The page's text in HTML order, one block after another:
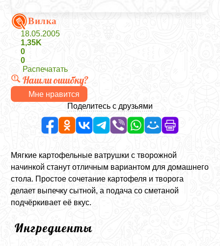
Вилка
18.05.2005
1,35K
0
0
Распечатать
Нашли ошибку?
Мне нравится
Поделитесь с друзьями
Мягкие картофельные ватрушки с творожной
начинкой станут отличным вариантом для домашнего
стола. Простое сочетание картофеля и творога
делает выпечку сытной, а подача со сметаной
подчёркивает её вкус.
Ингредиенты